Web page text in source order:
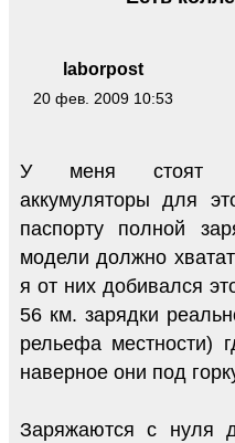
laborpost
20 фев. 2009 10:53
У меня стоят
аккумуляторы для
паспорту полной
модели должно
я от них добивался
56 км. зарядки
рельефа местности)
наверное они под
Заряжаются с нуля